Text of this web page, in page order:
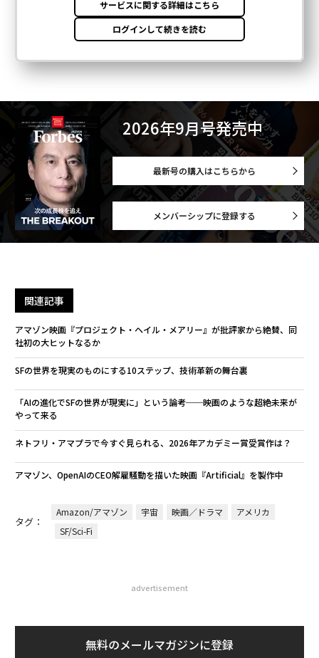
2026年9月号発売中
最新号の購入はこちらから
メンバーシップに登録する
関連記事
アマゾン映画『プロジェクト・ヘイル・メアリー』が批評家から絶賛、同
社初の大ヒットなるか
SFの世界を現実のものにする10ステップ、技術革新の舞台裏
「AIの進化でSFの世界が現実に」という論考──映画のような超絶未来が
やって来る
ネトフリ・アマプラで今すぐ見られる、2026年アカデミー賞受賞作は？
アマゾン、OpenAIのCEO解雇騒動を描いた映画『Artificial』を製作中
タグ：
Amazon/アマゾン 宇宙 映画／ドラマ
アメリカ
SF/Sci-Fi
advertisement
無料のメールマガジンに登録